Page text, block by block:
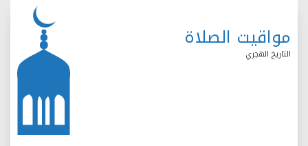
مواقيت الصلاة
التاريخ الهجري